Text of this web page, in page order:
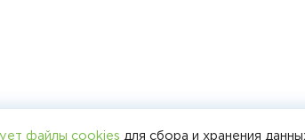
файлы cookies для сбора и хранения